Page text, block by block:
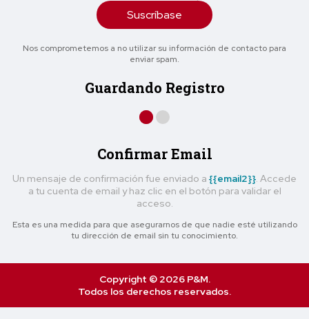
Suscríbase
Nos comprometemos a no utilizar su información de contacto para
enviar spam.
Guardando Registro
Confirmar Email
Un mensaje de confirmación fue enviado a {{email2}} . Accede
a tu cuenta de email y haz clic en el botón para validar el
acceso.
Esta es una medida para que asegurarnos de que nadie esté utilizando
tu dirección de email sin tu conocimiento.
Copyright © 2026 P&M.
Todos los derechos reservados.